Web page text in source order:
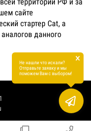
сайте
стартер Cat, а
данного
Не нашли что искали?
Отправьте заявку и мы
поможем Вам с выбором!
×